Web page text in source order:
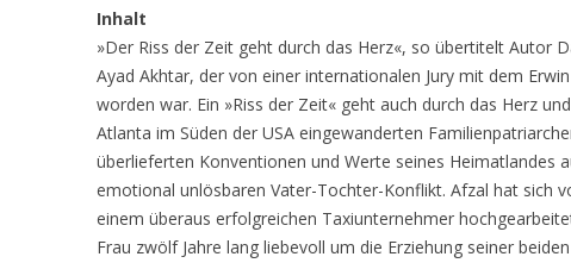
Inhalt
»Der Riss der Zeit geht durch das Herz«, so übertitelt Autor
Ayad Akhtar, der von einer internationalen Jury mit dem
worden war. Ein »Riss der Zeit« geht auch durch das Herz
Atlanta im Süden der USA eingewanderten
überlieferten Konventionen und Werte seines Heimatlandes
emotional unlösbaren Vater-Tochter-Konflikt. Afzal hat sich
einem überaus erfolgreichen Taxiunternehmer
Frau zwölf Jahre lang liebevoll um die Erziehung seiner